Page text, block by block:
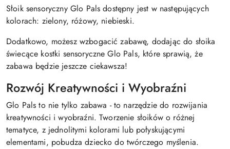
Słoik sensoryczny Glo Pals dostępny jest w następujących
kolorach: zielony, różowy, niebieski.
Dodatkowo, możesz wzbogacić zabawę, dodając do słoika
świecące kostki sensoryczne Glo Pals, które sprawią, że
zabawa będzie jeszcze ciekawsza!
Rozwój Kreatywności i Wyobraźni
Glo Pals to nie tylko zabawa - to narzędzie do rozwijania
kreatywności i wyobraźni. Tworzenie słoików o różnej
tematyce, z jednolitymi kolorami lub połyskującymi
elementami, pobudza dziecko do twórczego myślenia.